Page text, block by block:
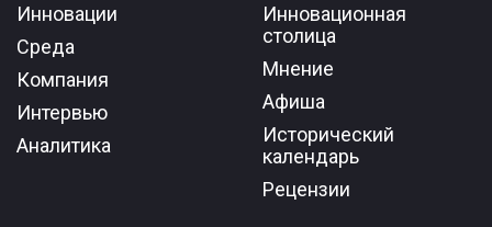
Инновации
Среда
Компания
Интервью
Аналитика
Инновационная
столица
Мнение
Афиша
Исторический
календарь
Рецензии